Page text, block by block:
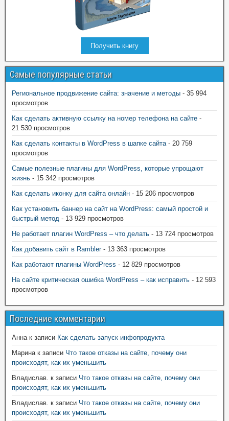
Получить книгу
Самые популярные статьи
Региональное продвижение сайта: значение и методы - 35 994
просмотров
Как сделать активную ссылку на номер телефона на сайте -
21 530 просмотров
Как сделать контакты в WordPress в шапке сайта - 20 759
просмотров
Самые полезные плагины для WordPress, которые упрощают
жизнь - 15 342 просмотров
Как сделать иконку для сайта онлайн - 15 206 просмотров
Как установить баннер на сайт на WordPress: самый простой и
быстрый метод - 13 929 просмотров
Не работает плагин WordPress – что делать - 13 724 просмотров
Как добавить сайт в Rambler- 13 363 просмотров
Как работают плагины WordPress - 12 829 просмотров
На сайте критическая ошибка WordPress – как исправить - 12 593
просмотров
Последние комментарии
Анна к записи Как сделать запуск инфопродукта
Марина к записи Что такое отказы на сайте, почему они
происходят, как их уменьшить
Владислав. к записи Что такое отказы на сайте, почему они
происходят, как их уменьшить
Владислав. к записи Что такое отказы на сайте, почему они
происходят, как их уменьшить